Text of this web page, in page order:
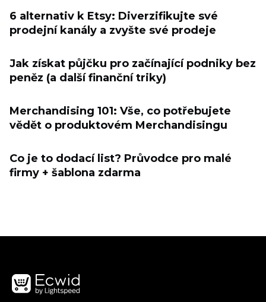
6 alternativ k Etsy: Diverzifikujte své
prodejní kanály a zvyšte své prodeje
Jak získat půjčku pro začínající podniky bez
peněz (a další finanční triky)
Merchandising 101: Vše, co potřebujete
vědět o produktovém Merchandisingu
Co je to dodací list? Průvodce pro malé
firmy + šablona zdarma